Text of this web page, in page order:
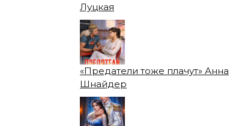
Луцкая
«Предатели тоже плачут» Анна
Шнайдер